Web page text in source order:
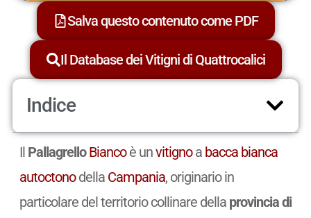
Salva questo contenuto come PDF
Il Database dei Vitigni di Quattrocalici
Indice
Il PallagrelloBianco è unvitignoa bacca bianca
autoctonodella Campania, originario in
particolare del territorio collinare della provincia di